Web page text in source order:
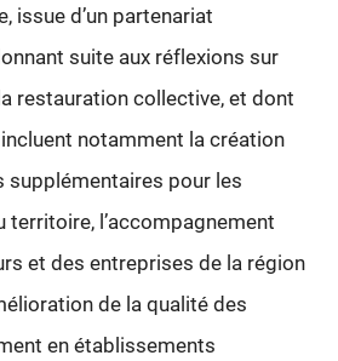
issue d’un partenariat
suite aux réflexions sur
restauration collective, et dont
notamment la création
supplémentaires pour les
territoire, l’accompagnement
et des entreprises de la région
de la qualité des
en établissements